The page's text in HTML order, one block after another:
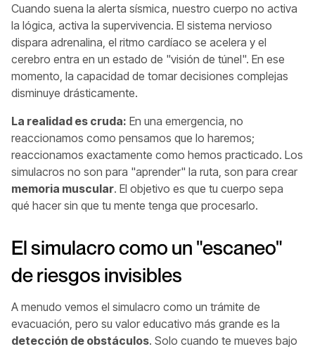
Cuando suena la alerta sísmica, nuestro cuerpo no activa
la lógica, activa la supervivencia. El sistema nervioso
dispara adrenalina, el ritmo cardíaco se acelera y el
cerebro entra en un estado de "visión de túnel". En ese
momento, la capacidad de tomar decisiones complejas
disminuye drásticamente.
La realidad es cruda: En una emergencia, no
reaccionamos como pensamos que lo haremos;
reaccionamos exactamente como hemos practicado. Los
simulacros no son para "aprender" la ruta, son para crear
memoria muscular. El objetivo es que tu cuerpo sepa
qué hacer sin que tu mente tenga que procesarlo.
El simulacro como un "escaneo"
de riesgos invisibles
A menudo vemos el simulacro como un trámite de
evacuación, pero su valor educativo más grande es la
detección de obstáculos. Solo cuando te mueves bajo